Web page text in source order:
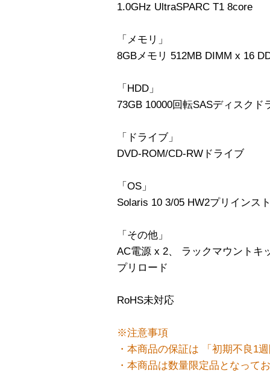
1.0GHz UltraSPARC T1 8core
「メモリ」
8GBメモリ 512MB DIMM x 16
「HDD」
73GB 10000回転SASディスクド
「ドライブ」
DVD-ROM/CD-RWドライブ
「OS」
Solaris 10 3/05 HW2プリインス
「その他」
AC電源 x 2、 ラックマウントキ
プリロード
RoHS未対応
※注意事項
・本商品の保証は 「初期不良1
・本商品は数量限定品となって